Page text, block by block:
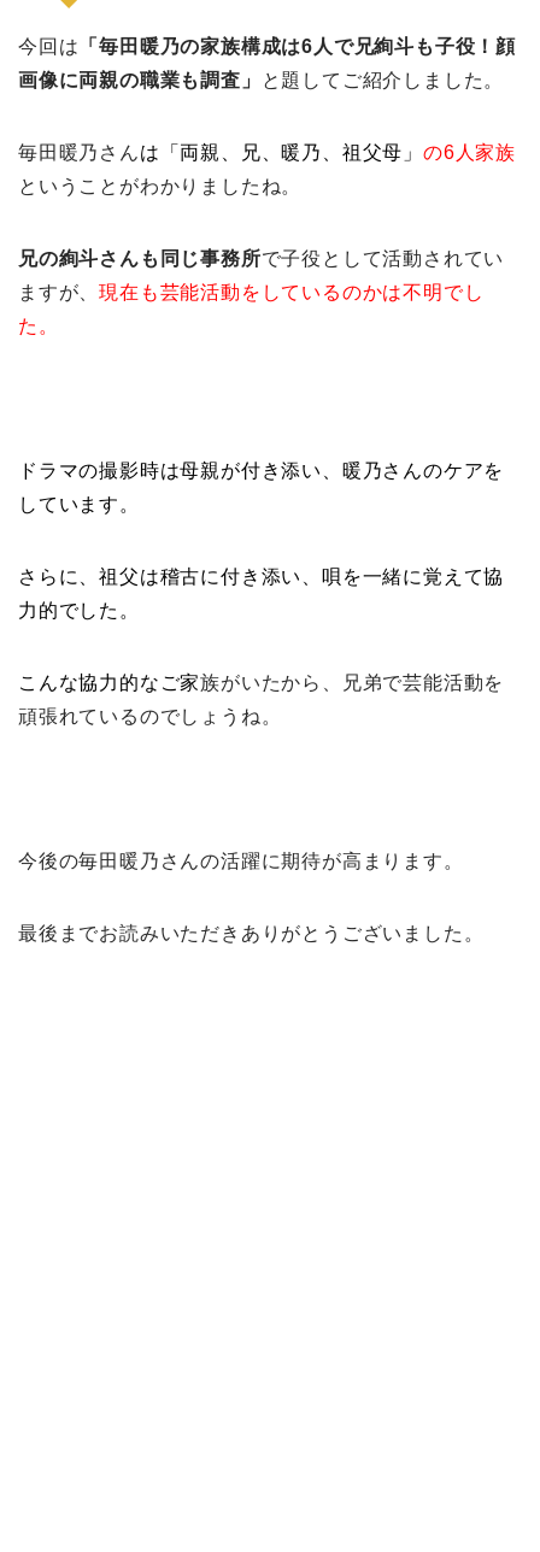
今回は 「毎田暖乃の家族構成は6人で兄絢斗も子役！顔
画像に両親の職業も調査」
と題してご紹介しました。
毎田暖乃さんは 「両親、兄、暖乃、祖父母」の6人家族
ということがわかりましたね。
兄の絢斗さんも同じ事務所で子役として活動されてい
ますが、現在も芸能活動をしているのかは不明でし
た。
ドラマの撮影時は母親が付き添い、暖乃さんのケアを
しています。
さらに、祖父は稽古に付き添い、唄を一緒に覚えて協
力的でした。
こんな協力的なご家族がいたから、兄弟で芸能活動を
頑張れているのでしょうね。
今後の毎田暖乃さんの活躍に期待が高まります。
最後までお読みいただきありがとうございました。